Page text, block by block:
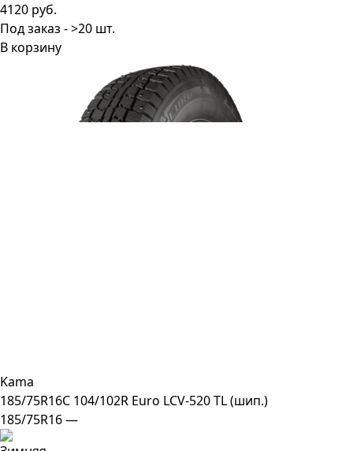
4120 руб.
Под заказ - >20 шт.
В корзину
Kama
185/75R16C 104/102R Euro LCV-520 TL (шип.)
185/75R16 —